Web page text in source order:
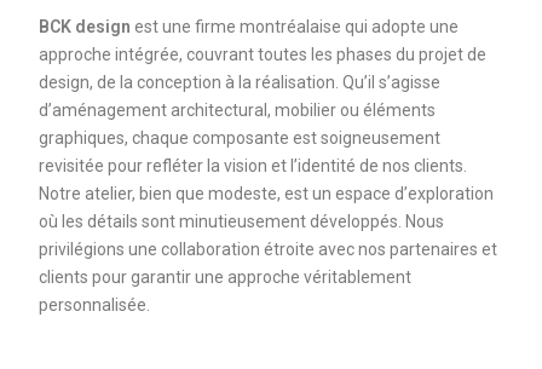
BCK design est une firme montréalaise qui adopte une
approche intégrée, couvrant toutes les phases du projet de
design, de la conception à la réalisation. Qu’il s’agisse
d’aménagement architectural, mobilier ou éléments
graphiques, chaque composante est soigneusement
revisitée pour refléter la vision et l’identité de nos clients.
Notre atelier, bien que modeste, est un espace d’exploration
où les détails sont minutieusement développés. Nous
privilégions une collaboration étroite avec nos partenaires et
clients pour garantir une approche véritablement
personnalisée.